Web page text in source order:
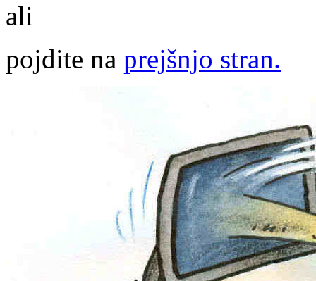
ali
pojdite na prejšnjo stran.